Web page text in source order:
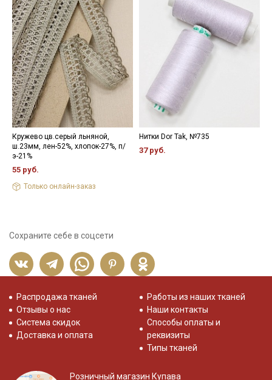
Кружево цв.серый льняной,
ш.23мм, лен-52%, хлопок-27%, п/
э-21%
55 руб.
Только онлайн-заказ
Нитки Dor Tak, №735
37 руб.
Сохраните себе в соцсети
Распродажа тканей
Отзывы о нас
Система скидок
Доставка и оплата
Работы из наших тканей
Наши контакты
Способы оплаты и
реквизиты
Типы тканей
Розничный магазин Купава